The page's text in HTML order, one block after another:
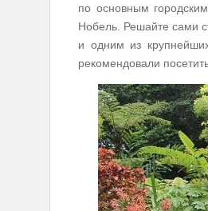
по основным
Нобель. Решайте сами
и одним из
рекомендовали